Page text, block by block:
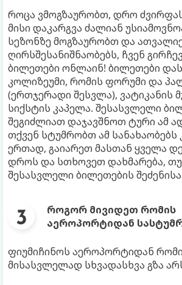
როცა ვმოგზაურობთ, დრო
მისი დაკარგვა ძალიან
სეზონზე მოგზაურობთ და
ღირსშესანიშნაობებს, ჩვენ
ბილეთები ონლაინ! ბილეთები
კოლიზეუმი, რომის ფორუმი და
(ერთჯერადი შესვლა), ვატიკანის
სიქსტის კაპელა. შესასვლელი
შეგიძლიათ დაჯავშნოთ ტური ამ
თქვენ სტუმრობთ ამ
ერთად, გაიარეთ მასთან ყველა
დროს და სთხოვეთ დახმარება,
შესასვლელი ბილეთების
როგორ მივიდეთ რომის
აეროპორტიდან
ფიუმიჩინოს აეროპორტიდან
მისასვლელად სხვადასხვა გზა